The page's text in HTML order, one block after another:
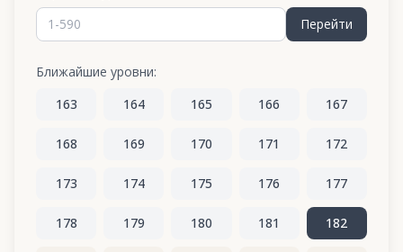
Перейти
Ближайшие уровни:
163
164 165 166 167
168 169 170 171 172
173 174 175 176 177
178 179 180 181 182